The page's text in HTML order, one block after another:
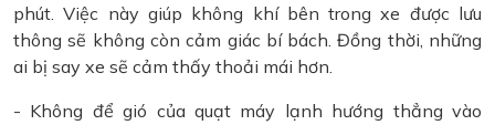
phút. Việc này giúp không khí bên trong xe được lưu
thông sẽ không còn cảm giác bí bách. Đồng thời, những
ai bị say xe sẽ cảm thấy thoải mái hơn.
- Không để gió của quạt máy lạnh hướng thẳng vào